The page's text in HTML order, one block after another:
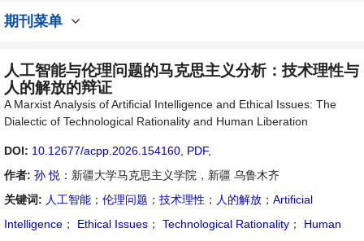
期刊菜单
人工智能与伦理问题的马克思主义分析：技术理性与
人的解放的辩证
A Marxist Analysis of Artificial Intelligence and Ethical Issues: The
Dialectic of Technological Rationality and Human Liberation
DOI: 10.12677/acpp.2026.154160 PDF,
作者: 孙 悦 ：新疆大学马克思主义学院，新疆 乌鲁木齐
关键词: 人工智能 ； 伦理问题 ； 技术理性 ； 人的解放 ； Artificial
Intelligence ； Ethical Issues ； Technological Rationality ；
Human